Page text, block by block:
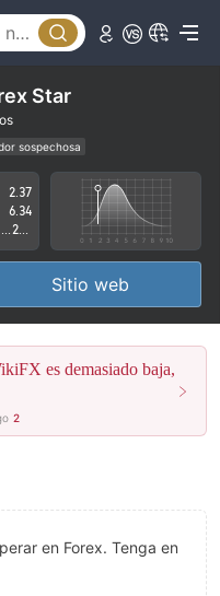
Star
sospechosa
Riesgo potencial alto
2.37
6.34
Sitio web
es demasiado baja,
2
en Forex. Tenga en